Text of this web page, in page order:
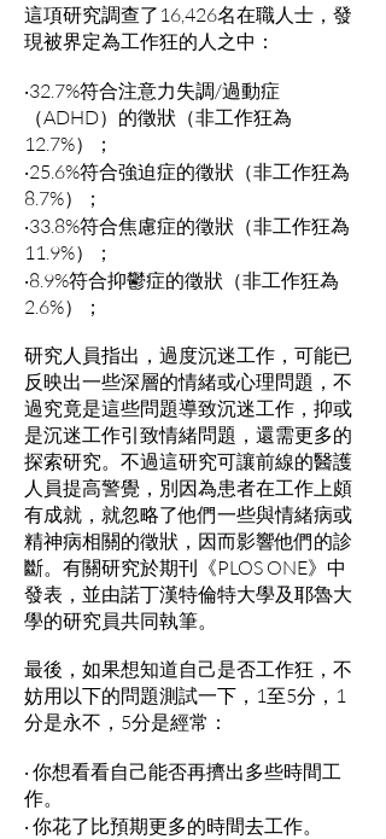
這項研究調查了16,426名在職人士，發
現被界定為工作狂的人之中：
‧32.7%符合注意力失調/過動症
（ADHD）的徵狀（非工作狂為
12.7%）；
‧25.6%符合強迫症的徵狀（非工作狂為
8.7%）；
‧33.8%符合焦慮症的徵狀（非工作狂為
11.9%）；
‧8.9%符合抑鬱症的徵狀（非工作狂為
2.6%）；
研究人員指出，過度沉迷工作，可能已
反映出一些深層的情緒或心理問題，不
過究竟是這些問題導致沉迷工作，抑或
是沉迷工作引致情緒問題，還需更多的
探索研究。不過這研究可讓前線的醫護
人員提高警覺，別因為患者在工作上頗
有成就，就忽略了他們一些與情緒病或
精神病相關的徵狀，因而影響他們的診
斷。有關研究於期刊《PLOS ONE》中
發表，並由諾丁漢特倫特大學及耶魯大
學的研究員共同執筆。
最後，如果想知道自己是否工作狂，不
妨用以下的問題測試一下，1至5分，1
分是永不，5分是經常：
‧ 你想看看自己能否再擠出多些時間工
作。
‧ 你花了比預期更多的時間去工作。